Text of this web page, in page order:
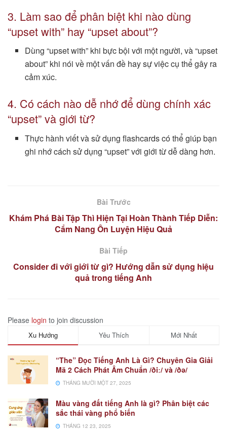
3. Làm sao để phân biệt khi nào dùng
“upset with” hay “upset about”?
Dùng “upset with” khi bực bội với một người, và “upset
about” khi nói về một vấn đề hay sự việc cụ thể gây ra
cảm xúc.
4. Có cách nào dễ nhớ để dùng chính xác
“upset” và giới từ?
Thực hành viết và sử dụng flashcards có thể giúp bạn
ghi nhớ cách sử dụng “upset” với giới từ dễ dàng hơn.
Bài Trước
Khám Phá Bài Tập Thì Hiện Tại Hoàn Thành Tiếp Diễn:
Cẩm Nang Ôn Luyện Hiệu Quả
Bài Tiếp
Consider đi với giới từ gì? Hướng dẫn sử dụng hiệu
quả trong tiếng Anh
Please login to join discussion
Xu Hướng Yêu Thích Mới Nhất
“The” Đọc Tiếng Anh Là Gì? Chuyên Gia Giải
Mã 2 Cách Phát Âm Chuẩn /ðiː/ và /ðə/
THÁNG MƯỜI MỘT 27, 2025
Màu vàng đất tiếng Anh là gì? Phân biệt các
sắc thái vàng phổ biến
THÁNG 12 23, 2025